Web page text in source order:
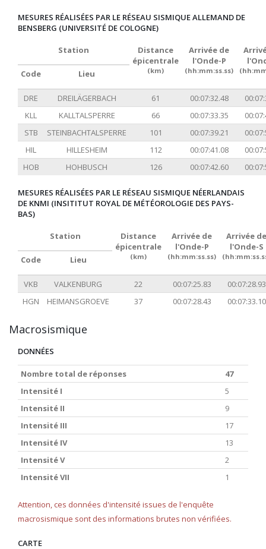
MESURES RÉALISÉES PAR LE RÉSEAU SISMIQUE ALLEMAND DE
BENSBERG (UNIVERSITÉ DE COLOGNE)
Station
Distance
épicentrale
(km)
Arrivée de
l'Onde-P
(hh:mm:ss.ss)
Code Lieu
DRE DREILÄGERBACH 61 00:07:32.48
KLL
KALLTALSPERRE 66 00:07:33.35
STB
STEINBACHTALSPERRE 101 00:07:39.21
HIL
HILLESHEIM 112 00:07:41.08
HOB
HOHBUSCH 126 00:07:42.60
MESURES RÉALISÉES PAR LE RÉSEAU SISMIQUE NÉERLANDAIS
DE KNMI (INSITITUT ROYAL DE MÉTÉOROLOGIE DES PAYS-
BAS)
Station
Distance
épicentrale
(km)
Arrivée de
l'Onde-P
(hh:mm:ss.ss)
Arrivée de
l'Onde-S
Code Lieu
VKB VALKENBURG 22 00:07:25.83
00:07:28.93
HGN
HEIMANSGROEVE 37 00:07:28.43 00:07:33.10
Macrosismique
DONNÉES
Nombre total de réponses
47
Intensité I
5
Intensité II
9
Intensité III
17
Intensité IV
13
Intensité V
2
Intensité VII
1
Attention, ces données d'intensité issues de l'enquête
macrosismique sont des informations brutes non vérifiées.
CARTE